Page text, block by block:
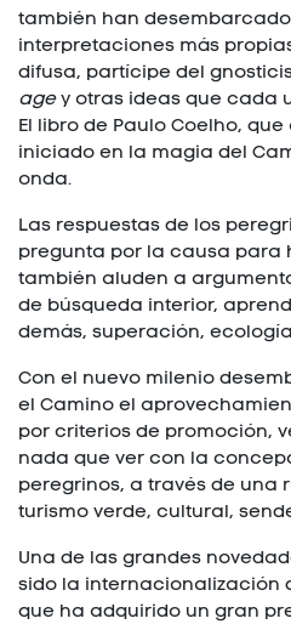
también han
interpretaciones más
difusa, partícipe del
agey otras ideas que cada
El libro de Paulo Coelho,
iniciado en la magia del
onda.
Las respuestas de los
pregunta por la causa para
también aluden a
de búsqueda interior,
demás, superación,
Con el nuevo milenio
el Camino el
por criterios de promoción,
nada que ver con la
peregrinos, a través de una
turismo verde, cultural,
Una de las grandes
sido la internacionalización
que ha adquirido un gran